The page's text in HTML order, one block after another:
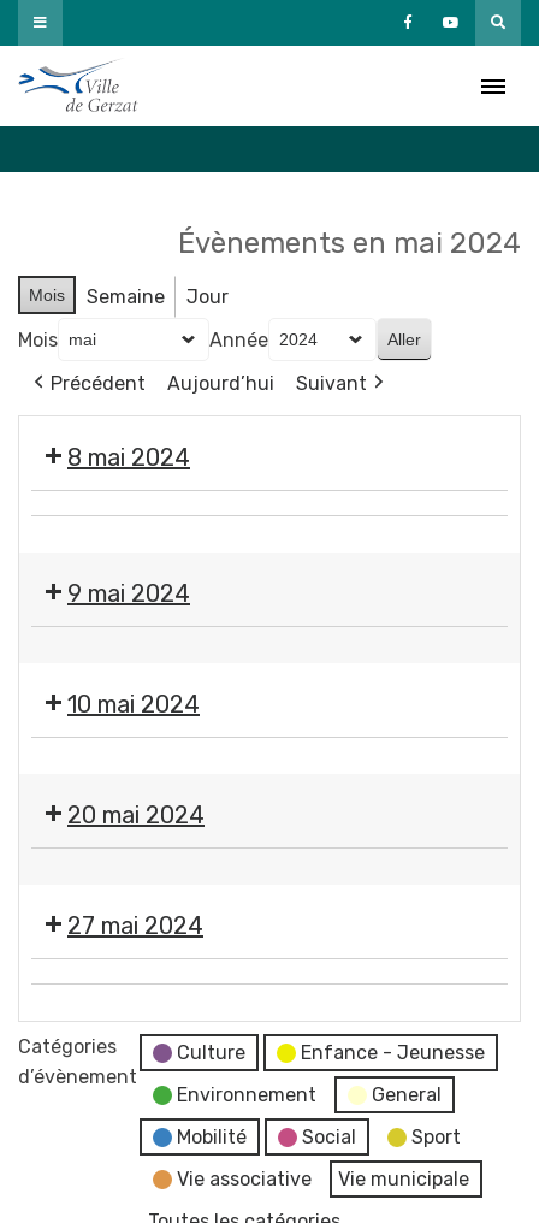
Passer
au
contenu
Évènements en mai 2024
Mois Semaine
Jour
Mois
Année
Précédent
Aujourd’hui Suivant
8 mai 2024
❌
des
services
commémorative
de
Victoire
1945
Place
9 mai 2024
des
services
10 mai 2024
des
services
20 mai 2024
des
services
27 mai 2024
Moment
France
Services
"Les
Réunion
du
Catégories
d’évènement
Culture
Enfance - Jeunesse
Environnement
General
Mobilité
Social
Sport
Vie associative
Vie municipale